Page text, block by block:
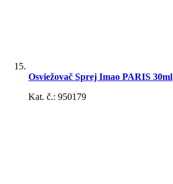
Osviežovač Sprej Imao PARIS 30ml
Kat. č.: 950179